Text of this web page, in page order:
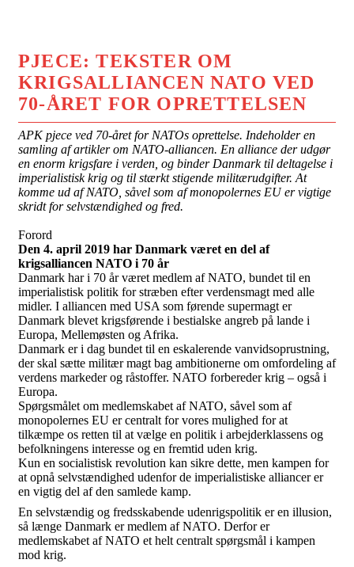
PJECE: TEKSTER OM
KRIGSALLIANCEN NATO VED
70-ÅRET FOR OPRETTELSEN
APK pjece ved 70-året for NATOs oprettelse. Indeholder en
samling af artikler om NATO-alliancen. En alliance der udgør
en enorm krigsfare i verden, og binder Danmark til deltagelse i
imperialistisk krig og til stærkt stigende militærudgifter. At
komme ud af NATO, såvel som af monopolernes EU er vigtige
skridt for selvstændighed og fred.
Forord
Den 4. april 2019 har Danmark været en del af
krigsalliancen NATO i 70 år
Danmark har i 70 år været medlem af NATO, bundet til en
imperialistisk politik for stræben efter verdensmagt med alle
midler. I alliancen med USA som førende supermagt er
Danmark blevet krigsførende i bestialske angreb på lande i
Europa, Mellemøsten og Afrika.
Danmark er i dag bundet til en eskalerende vanvidsoprustning,
der skal sætte militær magt bag ambitionerne om omfordeling af
verdens markeder og råstoffer. NATO forbereder krig – også i
Europa.
Spørgsmålet om medlemskabet af NATO, såvel som af
monopolernes EU er centralt for vores mulighed for at
tilkæmpe os retten til at vælge en politik i arbejderklassens og
befolkningens interesse og en fremtid uden krig.
Kun en socialistisk revolution kan sikre dette, men kampen for
at opnå selvstændighed udenfor de imperialistiske alliancer er
en vigtig del af den samlede kamp.
En selvstændig og fredsskabende udenrigspolitik er en illusion,
så længe Danmark er medlem af NATO. Derfor er
medlemskabet af NATO et helt centralt spørgsmål i kampen
mod krig.